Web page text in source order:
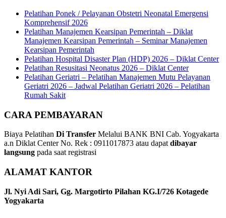
Pelatihan Ponek / Pelayanan Obstetri Neonatal Emergensi
Komprehensif 2026
Pelatihan Manajemen Kearsipan Pemerintah – Diklat
Manajemen Kearsipan Pemerintah – Seminar Manajemen
Kearsipan Pemerintah
Pelatihan Hospital Disaster Plan (HDP) 2026 – Diklat Center
Pelatihan Resusitasi Neonatus 2026 – Diklat Center
Pelatihan Geriatri – Pelatihan Manajemen Mutu Pelayanan
Geriatri 2026 – Jadwal Pelatihan Geriatri 2026 – Pelatihan
Rumah Sakit
CARA PEMBAYARAN
Biaya Pelatihan Di Transfer Melalui BANK BNI Cab. Yogyakarta
a.n Diklat Center No. Rek : 0911017873 atau dapatdibayar
langsung pada saat registrasi
ALAMAT KANTOR
Jl. Nyi Adi Sari, Gg. Margotirto Pilahan KG.I/726 Kotagede
Yogyakarta